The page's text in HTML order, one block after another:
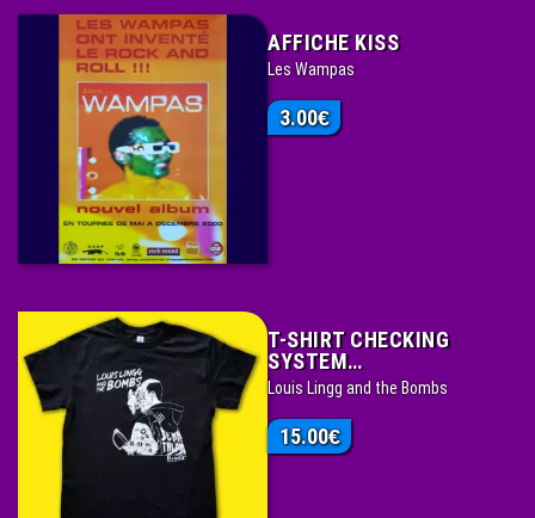
AFFICHE KISS
Les Wampas
3.00€
T-SHIRT CHECKING
SYSTEM…
Louis Lingg and the Bombs
15.00€